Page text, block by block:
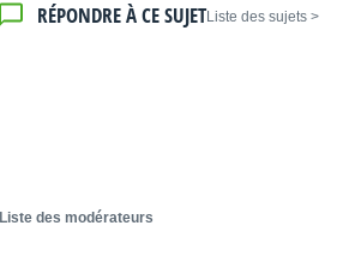
< Liste des sujets
RÉPONDRE À CE SUJET
Liste des modérateurs